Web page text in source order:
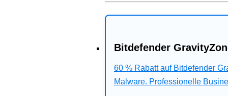
Bitdefender
60 % Rabatt auf Bitdefender
Malware. Professionelle